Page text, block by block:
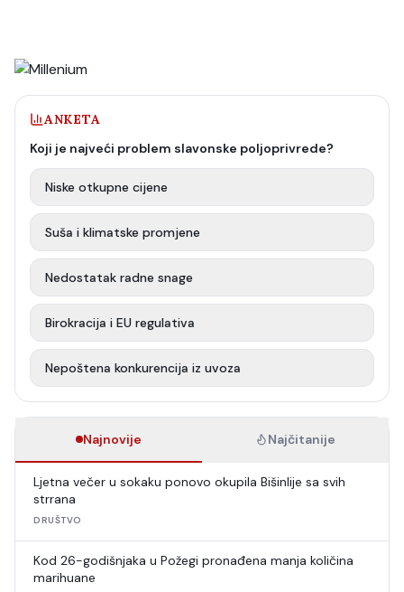
ANKETA
Koji je najveći problem slavonske poljoprivrede?
Niske otkupne cijene
Suša i klimatske promjene
Nedostatak radne snage
Birokracija i EU regulativa
Nepoštena konkurencija iz uvoza
Najnovije Najčitanije
Ljetna večer u sokaku ponovo okupila Bišinlije sa svih
strrana
DRUŠTVO
Kod 26-godišnjaka u Požegi pronađena manja količina
marihuane